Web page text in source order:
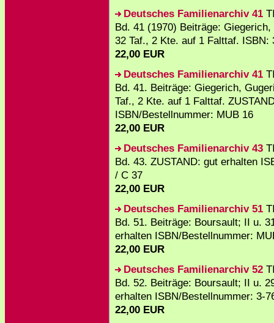
Deutsches Familienarchiv 41
Bd. 41 (1970) Beiträge:
32 Taf., 2 Kte. auf 1 Falttaf. ISBN:
22,00 EUR
Deutsches Familienarchiv 41
Bd. 41. Beiträge: Giegerich,
Taf., 2 Kte. auf 1 Falttaf.
ISBN/Bestellnummer: MUB 16
22,00 EUR
Deutsches Familienarchiv 43
Bd. 43. ZUSTAND: gut erhalten
/ C 37
22,00 EUR
Deutsches Familienarchiv 51
Bd. 51. Beiträge: Boursault; II u.
erhalten ISBN/Bestellnummer:
22,00 EUR
Deutsches Familienarchiv 52
Bd. 52. Beiträge: Boursault; II u.
erhalten ISBN/Bestellnummer: 3-
22,00 EUR